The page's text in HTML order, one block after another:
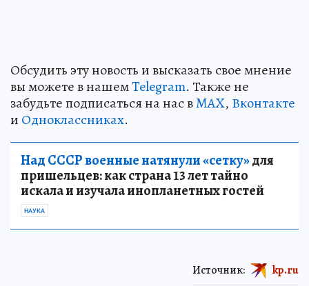
Обсудить эту новость и высказать свое мнение
вы можете в нашемTelegram. Также не
забудьте подписаться на нас вMAX, Вконтакте
и Одноклассниках.
Над СССР военные натянули «сетку»для
пришельцев: как страна 13 лет тайно
искала и изучала инопланетных гостей
НАУКА
Источник: kp.ru